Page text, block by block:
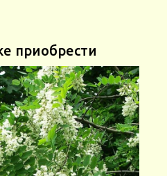
приобрести